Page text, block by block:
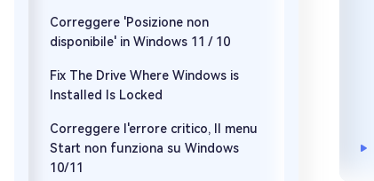
Correggere 'Posizione non
disponibile' in Windows 11 / 10
Fix The Drive Where Windows is
Installed Is Locked
Correggere l'errore critico, Il menu
Start non funziona su Windows
10/11